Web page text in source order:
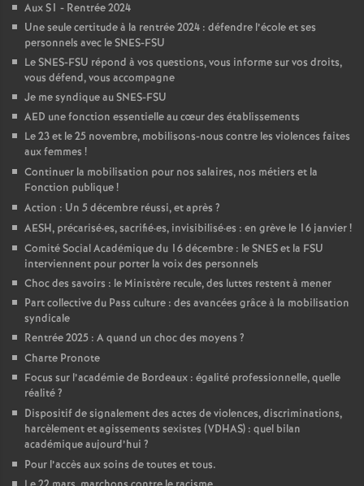
n
s
T
o
r
s
Aux S1 - Rentrée 2024
Une seule certitude à la rentrée 2024 : défendre l’école et ses
personnels avec le SNES-FSU
Le SNES-FSU répond à vos questions, vous informe sur vos droits,
vous défend, vous accompagne
Je me syndique au SNES-FSU
AED une fonction essentielle au cœur des établissements
Le 23 et le 25 novembre, mobilisons-nous contre les violences faites
aux femmes !
Continuer la mobilisation pour nos salaires, nos métiers et la
Fonction publique!
Action : Un 5 décembre réussi, et après ?
AESH, précarisé·es, sacrifié·es, invisibilisé·es : en grève le 16 janvier!
Comité Social Académique du 16 décembre : le SNES et la FSU
interviennent pour porter la voix des personnels
Choc des savoirs : le Ministère recule, des luttes restent à mener
Part collective du Pass culture : des avancées grâce à la mobilisation
syndicale
Rentrée 2025 : A quand un choc des moyens ?
Charte Pronote
Focus sur l’académie de Bordeaux : égalité professionnelle, quelle
réalité?
Dispositif de signalement des actes de violences, discriminations,
harcèlement et agissements sexistes (VDHAS) : quel bilan
académique aujourd’hui ?
Pour l’accès aux soins de toutes et tous.